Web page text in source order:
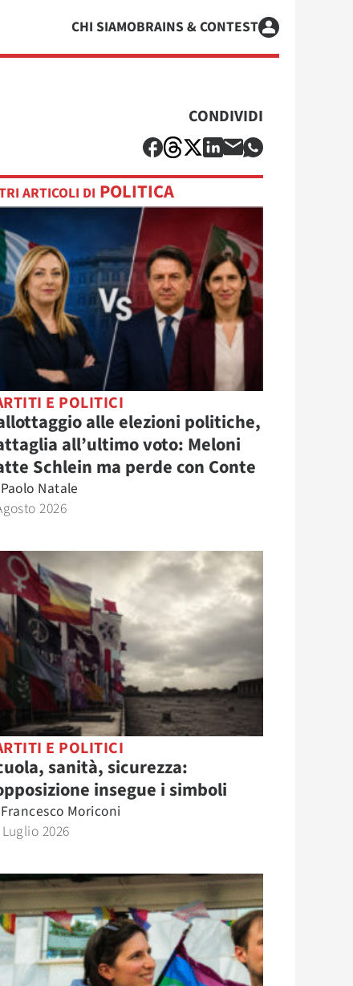
CHI SIAMOBRAINS & CONTEST
CONDIVIDI
ARTICOLI DI POLITICA
E POLITICI
alle elezioni politiche,
all’ultimo voto: Meloni
Schlein ma perde con Conte
Paolo Natale
2026
E POLITICI
sanità, sicurezza:
insegue i simboli
Francesco Moriconi
2026